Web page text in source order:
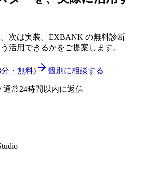
次は実装。EXBANK の無料診断
活用できるかをご提案します。
・無料) 個別に相談する
通常24時間以内に返信